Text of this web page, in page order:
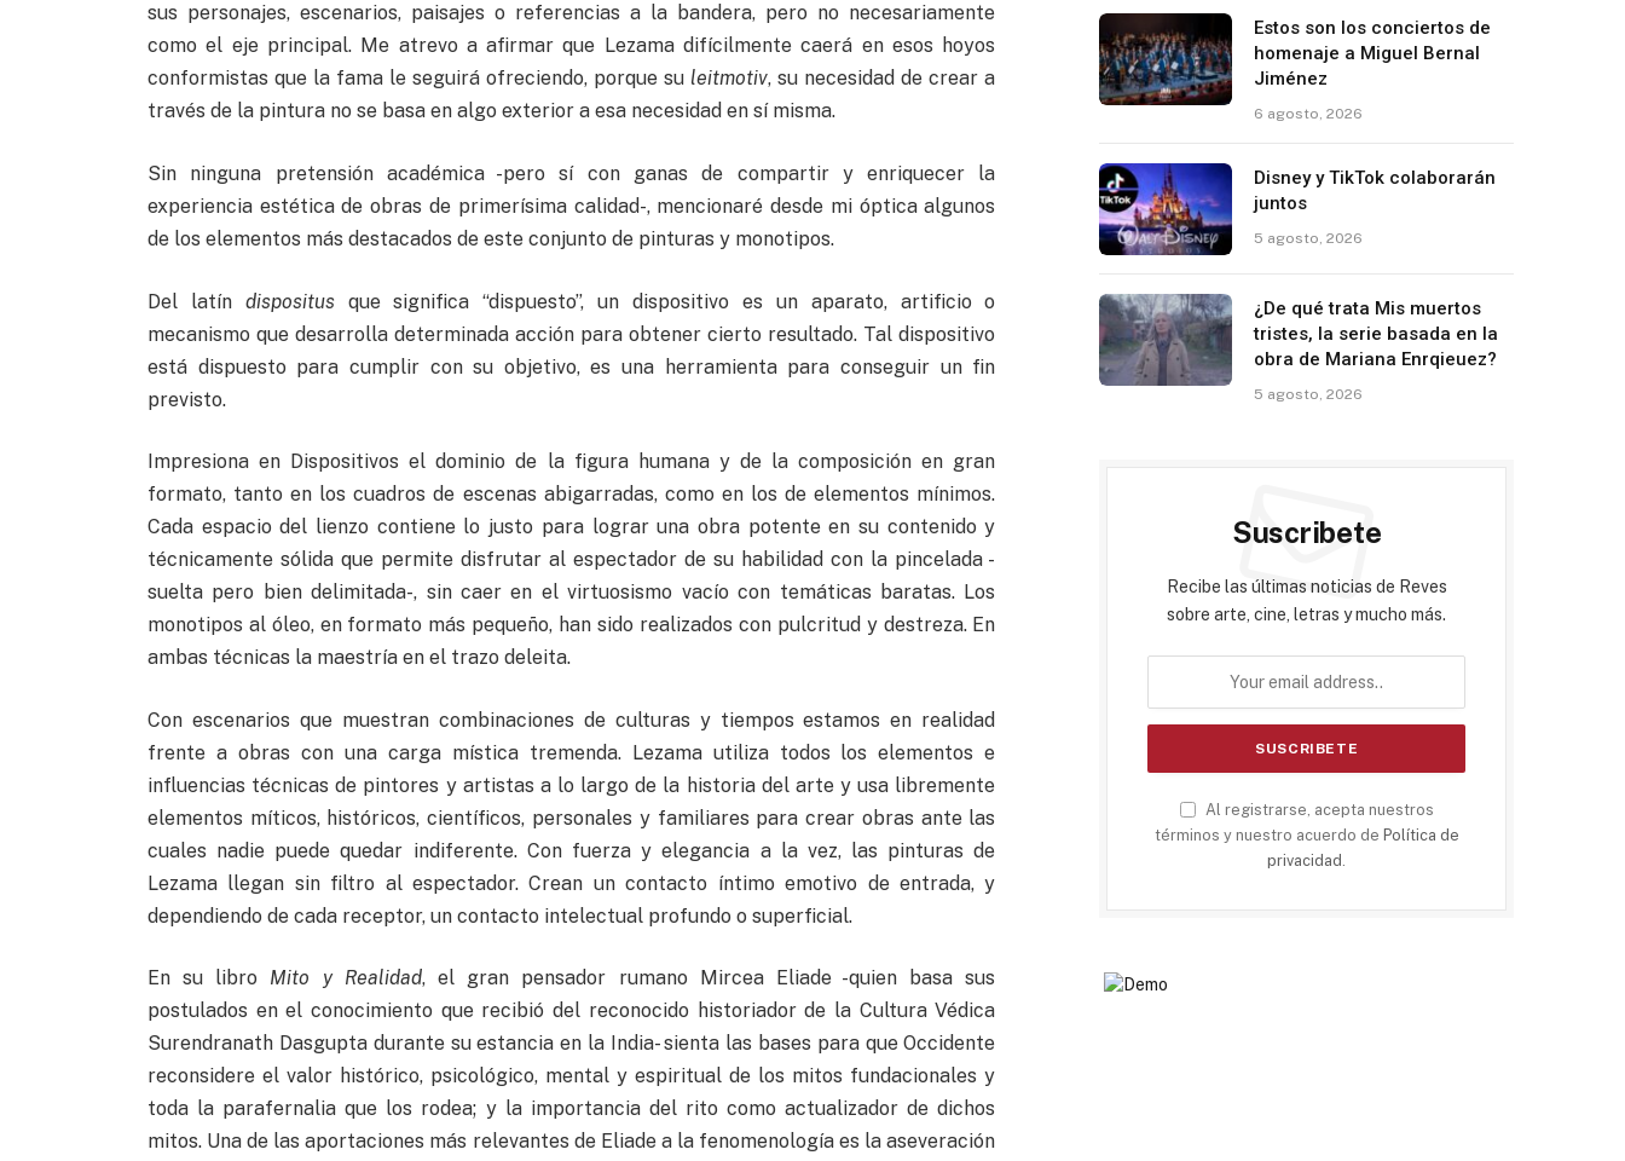
sus personajes, escenarios, paisajes o referencias a la bandera, pero no necesariamente
como el eje principal. Me atrevo a afirmar que Lezama difícilmente caerá en esos hoyos
conformistas que la fama le seguirá ofreciendo, porque su leitmotiv, su necesidad de crear a
través de la pintura no se basa en algo exterior a esa necesidad en sí misma.
Sin ninguna pretensión académica -pero sí con ganas de compartir y enriquecer la
experiencia estética de obras de primerísima calidad-, mencionaré desde mi óptica algunos
de los elementos más destacados de este conjunto de pinturas y monotipos.
Del latín dispositus que significa “dispuesto”, un dispositivo es un aparato, artificio o
mecanismo que desarrolla determinada acción para obtener cierto resultado. Tal dispositivo
está dispuesto para cumplir con su objetivo, es una herramienta para conseguir un fin
previsto.
Impresiona en Dispositivos el dominio de la figura humana y de la composición en gran
formato, tanto en los cuadros de escenas abigarradas, como en los de elementos mínimos.
Cada espacio del lienzo contiene lo justo para lograr una obra potente en su contenido y
técnicamente sólida que permite disfrutar al espectador de su habilidad con la pincelada -
suelta pero bien delimitada-, sin caer en el virtuosismo vacío con temáticas baratas. Los
monotipos al óleo, en formato más pequeño, han sido realizados con pulcritud y destreza. En
ambas técnicas la maestría en el trazo deleita.
Con escenarios que muestran combinaciones de culturas y tiempos estamos en realidad
frente a obras con una carga mística tremenda. Lezama utiliza todos los elementos e
influencias técnicas de pintores y artistas a lo largo de la historia del arte y usa libremente
elementos míticos, históricos, científicos, personales y familiares para crear obras ante las
cuales nadie puede quedar indiferente. Con fuerza y elegancia a la vez, las pinturas de
Lezama llegan sin filtro al espectador. Crean un contacto íntimo emotivo de entrada, y
dependiendo de cada receptor, un contacto intelectual profundo o superficial.
En su libro Mito y Realidad, el gran pensador rumano Mircea Eliade -quien basa sus
postulados en el conocimiento que recibió del reconocido historiador de la Cultura Védica
Surendranath Dasgupta durante su estancia en la India- sienta las bases para que Occidente
reconsidere el valor histórico, psicológico, mental y espiritual de los mitos fundacionales y
toda la parafernalia que los rodea; y la importancia del rito como actualizador de dichos
mitos. Una de las aportaciones más relevantes de Eliade a la fenomenología es la aseveración
Estos son los conciertos de
homenaje a Miguel Bernal
Jiménez
6 agosto, 2026
Disney y TikTok colaborarán
juntos
5 agosto, 2026
¿De qué trata Mis muertos
tristes, la serie basada en la
obra de Mariana Enrqieuez?
5 agosto, 2026
Suscribete
Recibe las últimas noticias de Reves
sobre arte, cine, letras y mucho más.
Al registrarse, acepta nuestros
términos y nuestro acuerdo de Política de
privacidad